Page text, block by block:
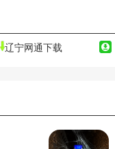
辽宁网通下载